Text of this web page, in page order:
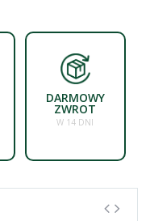
DARMOWY
ZWROT
W 14 DNI